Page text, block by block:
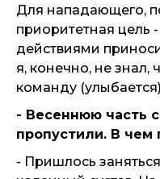
Для нападающего,
приоритетная цель
действиями
я, конечно, не знал,
команду
- Весеннюю часть
пропустили. В чем
- Пришлось